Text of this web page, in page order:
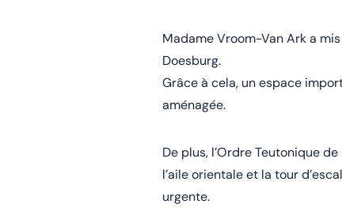
Madame Vroom-Van Ark a
Doesburg.
Grâce à cela, un espace
aménagée.
De plus, l’Ordre Teutonique
l’aile orientale et la tour
urgente.